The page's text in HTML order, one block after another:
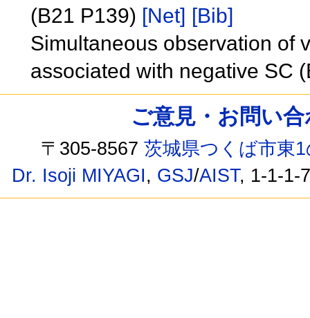
(B21 P139) [Net] [Bib]
Simultaneous observation of
associated with negative SC
ご意見・お問い
〒305-8567茨城県つくば市東
Dr. Isoji MIYAGI, GSJ/AIST, 1-1-1-